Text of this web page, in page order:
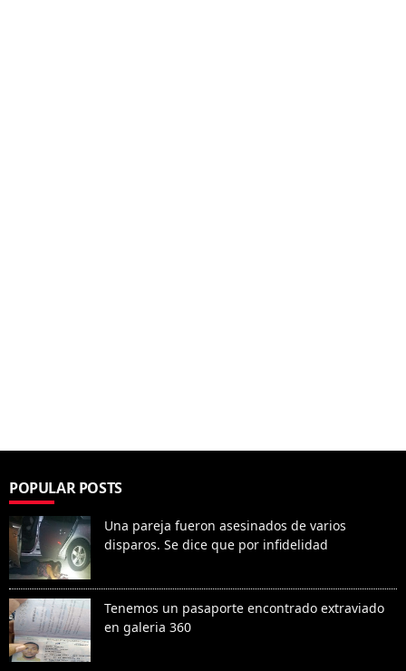
POPULAR POSTS
Una pareja fueron asesinados de varios
disparos. Se dice que por infidelidad
Tenemos un pasaporte encontrado extraviado
en galeria 360